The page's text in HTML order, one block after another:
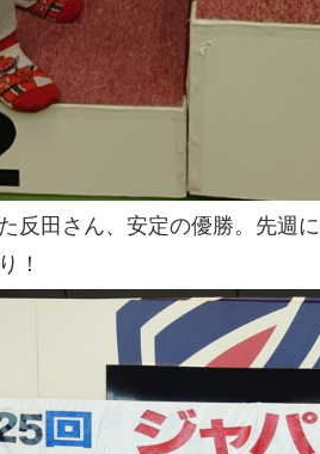
反田さん、安定の優勝。先週
！